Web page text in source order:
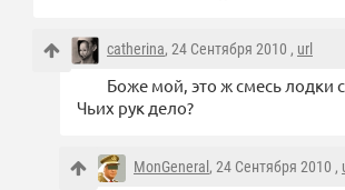
catherina, 24 Сентября 2010 , url
Боже мой, это ж смесь лодки
Чьих рук дело?
MonGeneral , 24 Сентября 2010 ,